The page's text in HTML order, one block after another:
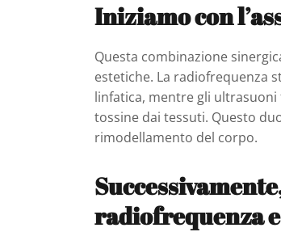
Iniziamo con
Questa combinazione
estetiche. La radiofrequenza
linfatica, mentre gli ultrasuoni
tossine dai tessuti. Questo
rimodellamento del corpo.
radiofrequenza